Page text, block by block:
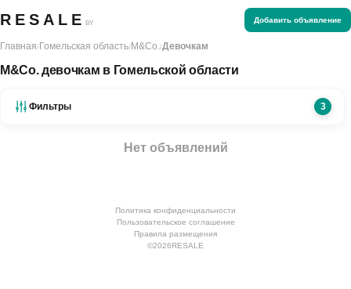
RESALE BY Добавить объявление
Главная/Гомельская область/M&Co./Девочкам
M&Co. девочкам в Гомельской области
Фильтры 3
Нет объявлений
Политика конфиденциальности
Пользовательское соглашение
Правила размещения
©2026RESALE